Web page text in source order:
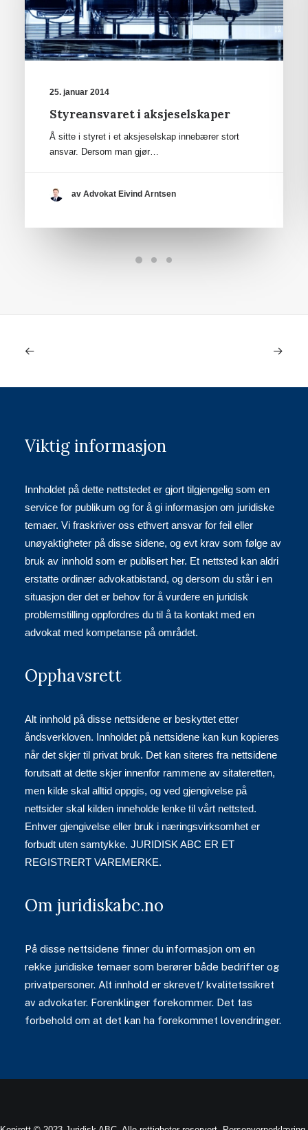
25. januar 2014
Styreansvaret i aksjeselskaper
Å sitte i styret i et aksjeselskap innebærer stort
ansvar. Dersom man gjør…
av Advokat Eivind Arntsen
Viktig informasjon
Innholdet på dette nettstedet er gjort tilgjengelig som en
service for publikum og for å gi informasjon om juridiske
temaer. Vi fraskriver oss ethvert ansvar for feil eller
unøyaktigheter på disse sidene, og evt krav som følge av
bruk av innhold som er publisert her. Et nettsted kan aldri
erstatte ordinær advokatbistand, og dersom du står i en
situasjon der det er behov for å vurdere en juridisk
problemstilling oppfordres du til å ta kontakt med en
advokat med kompetanse på området.
Opphavsrett
Alt innhold på disse nettsidene er beskyttet etter
åndsverkloven. Innholdet på nettsidene kan kun kopieres
når det skjer til privat bruk. Det kan siteres fra nettsidene
forutsatt at dette skjer innenfor rammene av sitateretten,
men kilde skal alltid oppgis, og ved gjengivelse på
nettsider skal kilden inneholde lenke til vårt nettsted.
Enhver gjengivelse eller bruk i næringsvirksomhet er
forbudt uten samtykke. JURIDISK ABC ER ET
REGISTRERT VAREMERKE.
Om juridiskabc.no
På disse nettsidene finner du informasjon om en
rekke juridiske temaer som berører både bedrifter og
privatpersoner. Alt innhold er skrevet/ kvalitetssikret
av advokater. Forenklinger forekommer. Det tas
forbehold om at det kan ha forekommet lovendringer.